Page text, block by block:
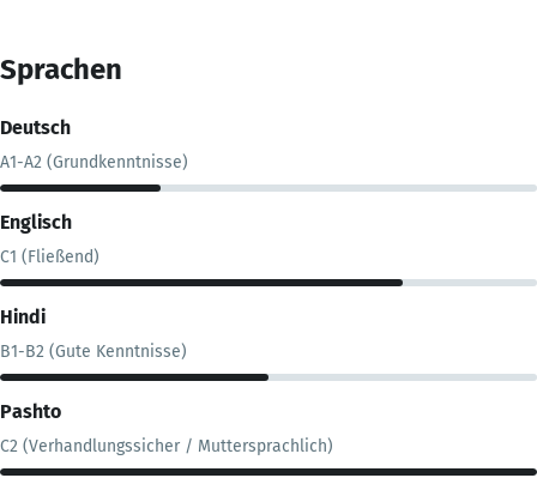
Sprachen
Deutsch
A1-A2 (Grundkenntnisse)
Englisch
C1 (Fließend)
Hindi
B1-B2 (Gute Kenntnisse)
Pashto
C2 (Verhandlungssicher / Muttersprachlich)